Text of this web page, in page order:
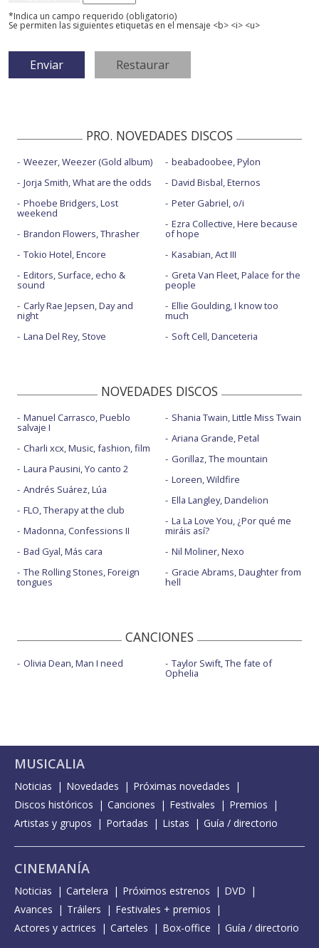
*Indica un campo requerido (obligatorio)
Se permiten las siguientes etiquetas en el mensaje <b> <i> <u>
PRO. NOVEDADES DISCOS
Weezer, Weezer (Gold album)
Jorja Smith, What are the odds
Phoebe Bridgers, Lost
weekend
Brandon Flowers, Thrasher
Tokio Hotel, Encore
Editors, Surface, echo &
sound
Carly Rae Jepsen, Day and
night
Lana Del Rey, Stove
beabadoobee, Pylon
David Bisbal, Eternos
Peter Gabriel, o/i
Ezra Collective, Here because
of hope
Kasabian, Act III
Greta Van Fleet, Palace for the
people
Ellie Goulding, I know too
much
Soft Cell, Danceteria
NOVEDADES DISCOS
Manuel Carrasco, Pueblo
salvaje I
Charli xcx, Music, fashion, film
Laura Pausini, Yo canto 2
Andrés Suárez, Lúa
FLO, Therapy at the club
Madonna, Confessions II
Bad Gyal, Más cara
The Rolling Stones, Foreign
tongues
Shania Twain, Little Miss Twain
Ariana Grande, Petal
Gorillaz, The mountain
Loreen, Wildfire
Ella Langley, Dandelion
La La Love You, ¿Por qué me
miráis así?
Nil Moliner, Nexo
Gracie Abrams, Daughter from
hell
CANCIONES
Olivia Dean, Man I need Taylor Swift, The fate of
Ophelia
MUSICALIA
Noticias Novedades
Próximas novedades
Discos históricos
Canciones Festivales
Premios
Artistas y grupos
Portadas Listas Guía / directorio
CINEMANÍA
Noticias Cartelera Próximos estrenos
DVD
Avances
Tráilers
Festivales + premios
Actores y actrices
Carteles Box-office Guía / directorio